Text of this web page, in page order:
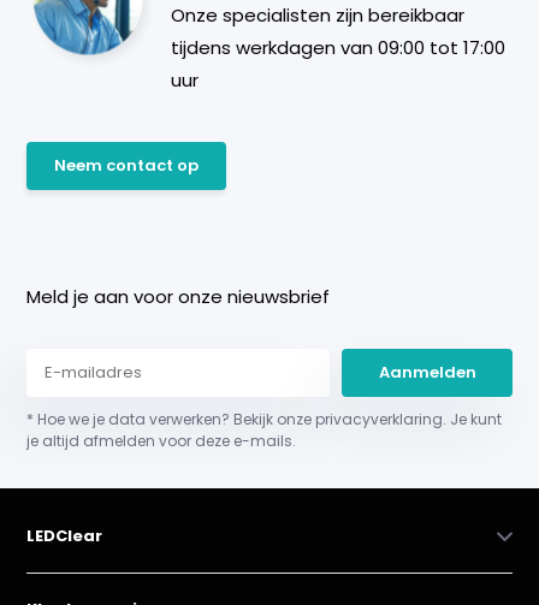
Onze specialisten zijn bereikbaar
tijdens werkdagen van 09:00 tot 17:00
uur
Neem contact op
Meld je aan voor onze nieuwsbrief
Aanmelden
* Hoe we je data verwerken? Bekijk onze privacyverklaring. Je kunt
je altijd afmelden voor deze e-mails.
LEDClear